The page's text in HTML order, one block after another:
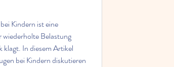
Kindern ist eine
wiederholte Belastung
klagt. In diesem Artikel
bei Kindern diskutieren